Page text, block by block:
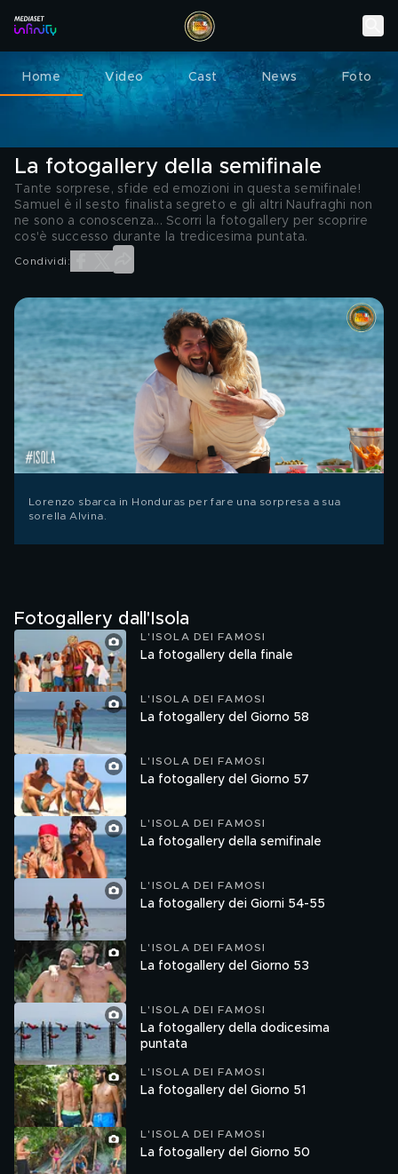
Home Video Cast News Foto
La fotogallery della semifinale
Tante sorprese, sfide ed emozioni in questa semifinale!
Samuel è il sesto finalista segreto e gli altri Naufraghi non
ne sono a conoscenza... Scorri la fotogallery per scoprire
cos'è successo durante la tredicesima puntata.
Condividi:
Lorenzo sbarca in Honduras per fare una sorpresa a sua
sorella Alvina.
Fotogallery dall'Isola
L'ISOLA DEI FAMOSI
La fotogallery della finale
L'ISOLA DEI FAMOSI
La fotogallery del Giorno 58
L'ISOLA DEI FAMOSI
La fotogallery del Giorno 57
L'ISOLA DEI FAMOSI
La fotogallery della semifinale
L'ISOLA DEI FAMOSI
La fotogallery dei Giorni 54-55
L'ISOLA DEI FAMOSI
La fotogallery del Giorno 53
L'ISOLA DEI FAMOSI
La fotogallery della dodicesima
puntata
L'ISOLA DEI FAMOSI
La fotogallery del Giorno 51
L'ISOLA DEI FAMOSI
La fotogallery del Giorno 50